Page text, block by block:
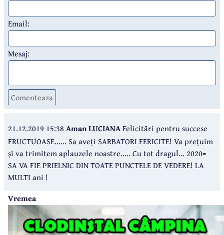
Email:
Mesaj:
Comenteaza
21.12.2019 15:38 Aman LUCIANAFelicitări pentru succese
FRUCTUOASE...... Sa aveți SARBATORI FERICITE! Va prețuim
și va trimitem aplauzele noastre..... Cu tot dragul... 2020=
SA VA FIE PRIELNIC DIN TOATE PUNCTELE DE VEDERE! LA
MULTI ani !
Vremea